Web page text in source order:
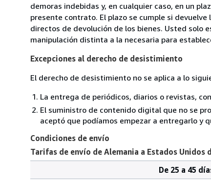
demoras indebidas y, en cualquier caso, en un
presente contrato. El plazo se cumple si
directos de devolución de los bienes. Usted solo
manipulación distinta a la necesaria para
Excepciones al derecho de desistimiento
El derecho de desistimiento no se aplica a lo
La entrega de periódicos, diarios o revistas,
El suministro de contenido digital que no se
aceptó que podíamos empezar a entregarlo y
Condiciones de envío
Tarifas de envío de Alemania a Estados Unidos
De 25 a 45